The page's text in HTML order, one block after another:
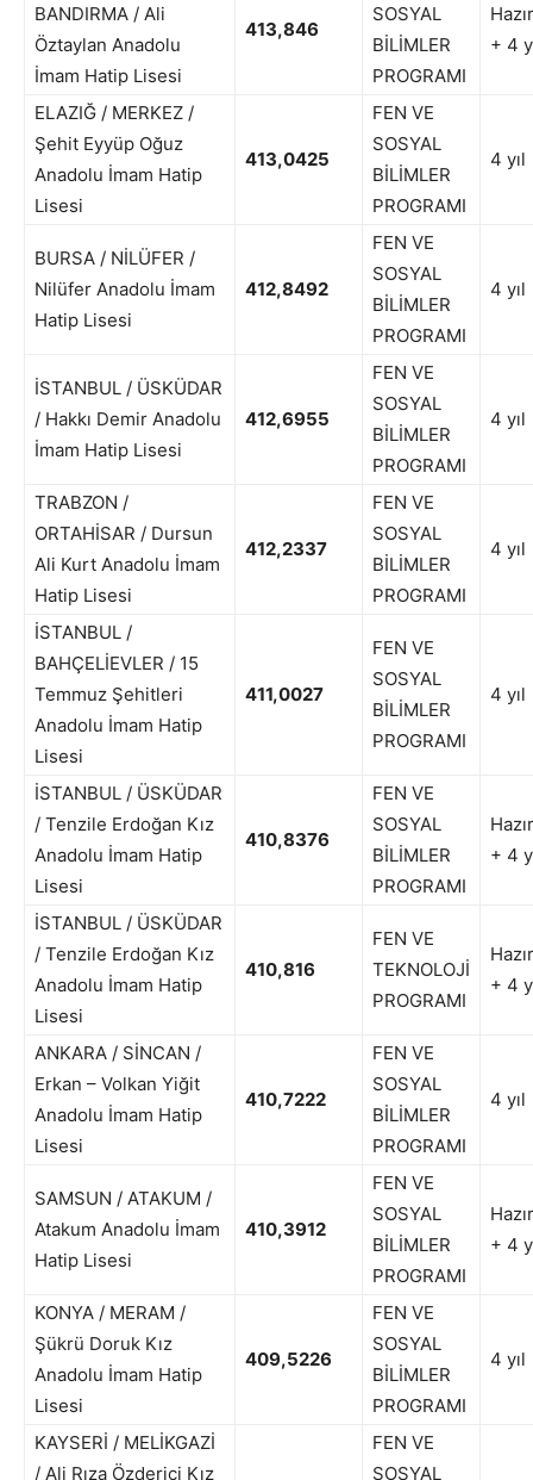
BANDIRMA / Ali
Öztaylan Anadolu
İmam Hatip Lisesi
413,846
SOSYAL
BİLİMLER
PROGRAMI
+ 4
ELAZIĞ / MERKEZ /
Şehit Eyyüp Oğuz
Anadolu İmam Hatip
Lisesi
413,0425
FEN VE
SOSYAL
BİLİMLER
PROGRAMI
4 yıl
BURSA / NİLÜFER /
Nilüfer Anadolu İmam
Hatip Lisesi
412,8492
FEN VE
SOSYAL
BİLİMLER
PROGRAMI
4 yıl
İSTANBUL / ÜSKÜDAR
/ Hakkı Demir Anadolu
İmam Hatip Lisesi
412,6955
FEN VE
SOSYAL
BİLİMLER
PROGRAMI
4 yıl
TRABZON /
ORTAHİSAR / Dursun
Ali Kurt Anadolu İmam
Hatip Lisesi
412,2337
FEN VE
SOSYAL
BİLİMLER
PROGRAMI
4 yıl
İSTANBUL /
BAHÇELİEVLER / 15
Temmuz Şehitleri
Anadolu İmam Hatip
Lisesi
411,0027
FEN VE
SOSYAL
BİLİMLER
PROGRAMI
4 yıl
İSTANBUL / ÜSKÜDAR
/ Tenzile Erdoğan Kız
Anadolu İmam Hatip
Lisesi
410,8376
FEN VE
SOSYAL
BİLİMLER
PROGRAMI
+ 4
İSTANBUL / ÜSKÜDAR
/ Tenzile Erdoğan Kız
Anadolu İmam Hatip
Lisesi
410,816
FEN VE
TEKNOLOJİ
PROGRAMI
+ 4
ANKARA / SİNCAN /
Erkan – Volkan Yiğit
Anadolu İmam Hatip
Lisesi
410,7222
FEN VE
SOSYAL
BİLİMLER
PROGRAMI
4 yıl
SAMSUN / ATAKUM /
Atakum Anadolu İmam
Hatip Lisesi
410,3912
FEN VE
SOSYAL
BİLİMLER
PROGRAMI
+ 4
KONYA / MERAM /
Şükrü Doruk Kız
Anadolu İmam Hatip
Lisesi
409,5226
FEN VE
SOSYAL
BİLİMLER
PROGRAMI
4 yıl
KAYSERİ / MELİKGAZİ
/ Ali Rıza Özderici Kız
FEN VE
SOSYAL